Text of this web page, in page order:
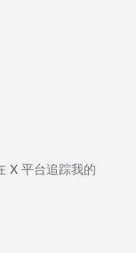
X 平台追踪我的